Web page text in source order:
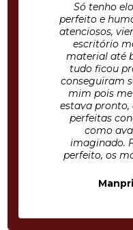
Só tenho
perfeito e
atenciosos,
escritório
material até
tudo ficou
conseguiram
mim pois
estava
perfeitas
como
imaginado.
perfeito, os